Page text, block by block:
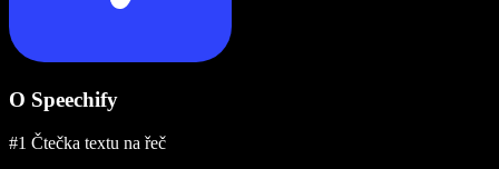
O Speechify
#1 Čtečka textu na řeč